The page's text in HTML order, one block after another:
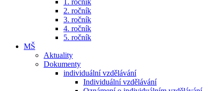
1. ročník
2. ročník
3. ročník
4. ročník
5. ročník
MŠ
Aktuality
Dokumenty
individuální vzdělávání
Individuální vzdělávání